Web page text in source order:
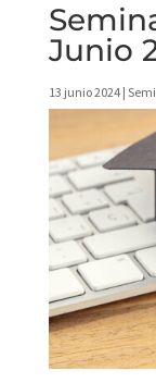
Junio
13 junio 2024|